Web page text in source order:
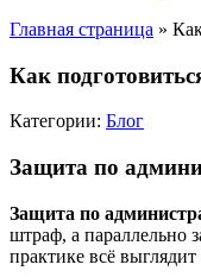
Главная страница »
Как
Категории: Блог
Защита по
Защита по
штраф, а параллельно
практике всё